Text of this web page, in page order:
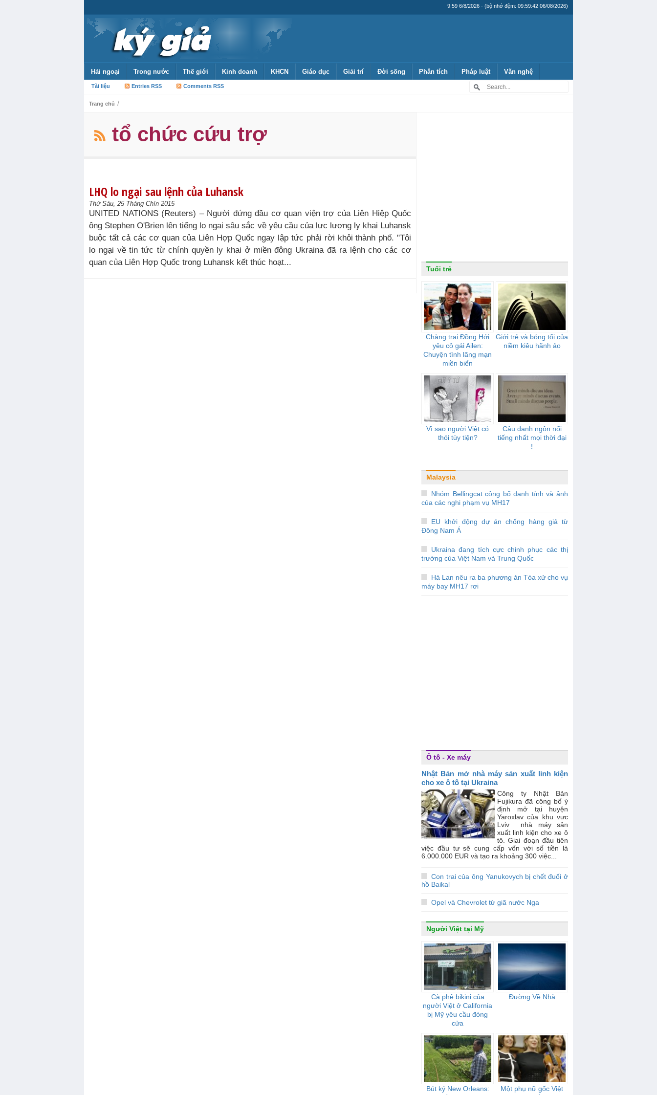
9:59 6/8/2026 - (bộ nhớ đệm: 09:59:42 06/08/2026)
Hải ngoại Trong nước Thế giới Kinh doanh KHCN Giáo dục Giải trí Đời sống Phân tích Pháp luật Văn nghệ
Tài liệu Entries RSS Comments RSS
Trang chủ /
tổ chức cứu trợ
LHQ lo ngại sau lệnh của Luhansk
Thứ Sáu, 25 Tháng Chín 2015
UNITED NATIONS (Reuters) – Người đứng đầu cơ quan viện trợ của Liên Hiệp Quốc
ông Stephen O'Brien lên tiếng lo ngại sâu sắc về yêu cầu của lực lượng ly khai Luhansk
buộc tất cả các cơ quan của Liên Hợp Quốc ngay lập tức phải rời khỏi thành phố. "Tôi
lo ngại về tin tức từ chính quyền ly khai ở miền đông Ukraina đã ra lệnh cho các cơ
quan của Liên Hợp Quốc trong Luhansk kết thúc hoạt...
Tuổi trẻ
Chàng trai Đồng Hới
yêu cô gái Ailen:
Chuyện tình lãng mạn
miền biển
Giới trẻ và bóng tối của
niềm kiêu hãnh ảo
Vì sao người Việt có
thói tùy tiện?
Câu danh ngôn nổi
tiếng nhất mọi thời đại
!
Malaysia
Nhóm Bellingcat công bố danh tính và ảnh
của các nghi phạm vụ MH17
EU khởi động dự án chống hàng giả từ
Đông Nam Á
Ukraina đang tích cực chinh phục các thị
trường của Việt Nam và Trung Quốc
Hà Lan nêu ra ba phương án Tòa xử cho vụ
máy bay MH17 rơi
Ô tô - Xe máy
Nhật Bản mở nhà máy sản xuất linh kiện
cho xe ô tô tại Ukraina
Công ty Nhật Bản
Fujikura đã công bố ý
định mở tại huyện
Yaroxlav của khu vực
Lviv nhà máy sản
xuất linh kiện cho xe ô
tô. Giai đoạn đầu tiên
việc đầu tư sẽ cung cấp vốn với số tiền là
6.000.000 EUR và tạo ra khoảng 300 việc...
Con trai của ông Yanukovych bị chết đuối ở
hồ Baikal
Opel và Chevrolet từ giã nước Nga
Người Việt tại Mỹ
Cà phê bikini của
người Việt ở California
bị Mỹ yêu cầu đóng
cửa
Đường Về Nhà
Bút ký New Orleans:
Một phụ nữ gốc Việt